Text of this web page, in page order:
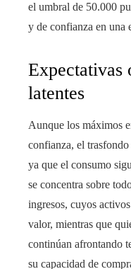
el umbral de 50.000
y de confianza en una
Expectativas
latentes
Aunque los máximos
confianza, el
ya que el consumo
se concentra sobre
ingresos, cuyos
valor, mientras que
continúan afrontando
su capacidad de